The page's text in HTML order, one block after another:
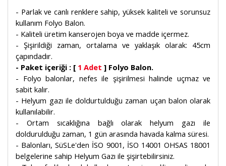
- Parlak ve canlı renklere sahip, yüksek kaliteli ve sorunsuz
kullanım Folyo Balon.
- Kaliteli üretim kanserojen boya ve madde içermez.
- Şişirildiği zaman, ortalama ve yaklaşık olarak: 45cm
çapındadır.
- Paket içeriği : [ 1 Adet ] Folyo Balon.
- Folyo balonlar, nefes ile şişirilmesi halinde uçmaz ve
sabit kalır.
- Helyum gazı ile doldurtulduğu zaman uçan balon olarak
kullanılabilir.
- Ortam sıcaklığına bağlı olarak helyum gazı ile
doldurulduğu zaman, 1 gün arasında havada kalma süresi.
- Balonları, SüSLe'den İSO 9001, İSO 14001 OHSAS 18001
belgelerine sahip Helyum Gazı ile şişirtebilirsiniz.